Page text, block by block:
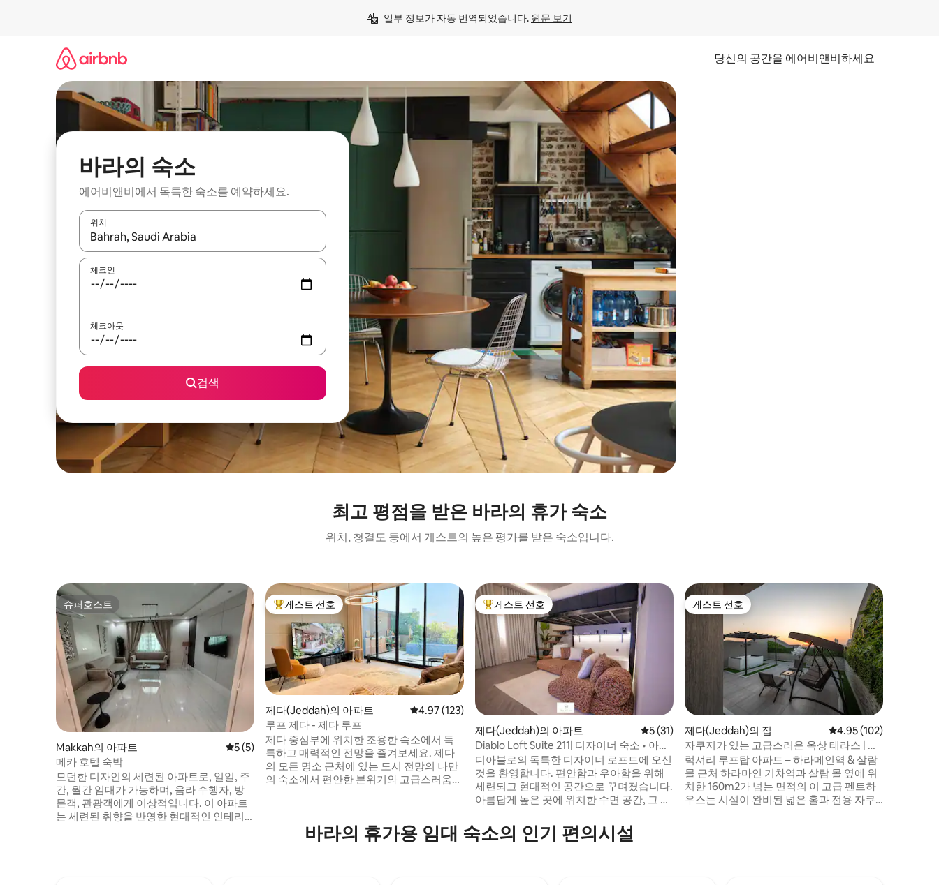
일부 정보가 자동 번역되었습니다. 원문 보기
당신의 공간을 에어비앤비하세요
바라의 숙소
에어비앤비에서 독특한 숙소를 예약하세요.
위치
결과가 나오면 위·아래 화살표 키를 사용하거나 터치 또는 스와이프 동작으로 탐색하세요.
체크인
체크아웃
검색
최고 평점을 받은 바라의 휴가 숙소
위치, 청결도 등에서 게스트의 높은 평가를 받은 숙소입니다.
슈퍼호스트
슈퍼호스트
Makkah의 아파트 평점 5점(5점 만점), 후기 5개
5 (5)
메카 호텔 숙박
모던한 디자인의 세련된 아파트로, 일일, 주
간, 월간 임대가 가능하며, 움라 수행자, 방
문객, 관광객에게 이상적입니다. 이 아파트
는 세련된 취향을 반영한 현대적인 인테리
상위 게스트 선호
게스트 선호
제다(Jeddah)의 아파트 평점 4.97점(5점 만점), 후기 123개
4.97 (123)
루프 제다 - 제다 루프
제다 중심부에 위치한 조용한 숙소에서 독
특하고 매력적인 전망을 즐겨보세요. 제다
의 모든 명소 근처에 있는 도시 전망의 나만
의 숙소에서 편안한 분위기와 고급스러움을
있습니다. 최씨의 도구와 함께 멋진 야외 세
션이 열립니다. 지능적으로 접근할 수 있는
상위 게스트 선호
게스트 선호
제다(Jeddah)의 아파트 평점 5점(5점 만점), 후기 31개
5 (31)
Diablo Loft Suite 211| 디자이너 숙소 • 아늑
한 라운지
디아블로의 독특한 디자이너 로프트에 오신
것을 환영합니다. 편안함과 우아함을 위해
세련되고 현대적인 공간으로 꾸며졌습니다.
아름답게 높은 곳에 위치한 수면 공간, 그 아
4K TV를 갖춘 이 숙소는 스마트한 디자인과
고급스러운 분위기가 조화를 이루고 있습니
게스트 선호
게스트 선호
제다(Jeddah)의 집 평점 4.95점(5점 만점),
4.95 (102)
자쿠지가 있는 고급스러운 옥상 테라스 | 셀
프 입력
럭셔리 루프탑 아파트 – 하라메인역 & 살람
몰 근처 하라마인 기차역과 살람 몰 옆에 위
치한 160m2가 넘는 면적의 이 고급 펜트하
우스는 시설이 완비된 넓은 홀과 전용 자쿠
바라의 휴가용 임대 숙소의 인기 편의시설